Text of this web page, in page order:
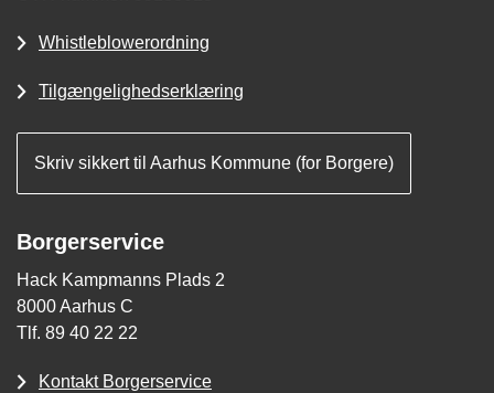
Whistleblowerordning
Tilgængelighedserklæring
Skriv sikkert til Aarhus Kommune (for Borgere)
Borgerservice
Hack Kampmanns Plads 2
8000 Aarhus C
Tlf. 89 40 22 22
Kontakt Borgerservice